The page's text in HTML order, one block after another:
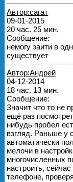
Автор:сагат
09-01-2015
20 час. 25 мин.
Сообщение:
немогу заити в
существует
Автор:Андрей
04-12-2014
18 час. 13 мин.
Сообщение:
Значит что то не
ещё раз
нибудь пробел
взгляд. Раньше у
автоматически
мелочи в
многочисленных
настроить,
телефоне,